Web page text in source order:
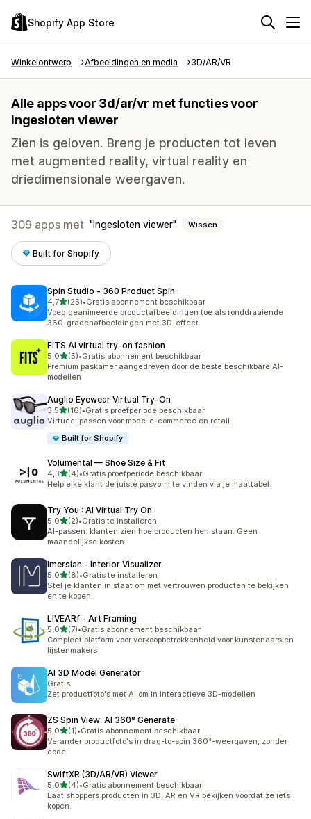
Shopify App Store
Winkelontwerp Afbeeldingen en media 3D/AR/VR
Alle apps voor 3d/ar/vr met functies voor
ingesloten viewer
Zien is geloven. Breng je producten tot leven
met augmented reality, virtual reality en
driedimensionale weergaven.
309 apps met Ingesloten viewer Wissen
Built for Shopify
Spin Studio ‑ 360 Product Spin
4,7van 5 sterren
(25)
25 recensies in totaal
•Gratis abonnement beschikbaar
Voeg geanimeerde productafbeeldingen toe als ronddraaiende
360-gradenafbeeldingen met 3D-effect
FITS AI virtual try‑on fashion
5,0van 5 sterren
(5)
5 recensies in totaal
•Gratis abonnement beschikbaar
Premium paskamer aangedreven door de beste beschikbare AI-
modellen
Auglio Eyewear Virtual Try‑On
3,5van 5 sterren
(16)
16 recensies in totaal
•Gratis proefperiode beschikbaar
Virtueel passen voor mode-e-commerce en retail
Built for Shopify
Volumental — Shoe Size & Fit
4,3van 5 sterren
(4)
4 recensies in totaal
•Gratis proefperiode beschikbaar
Help elke klant de juiste pasvorm te vinden via je maattabel.
Try You : AI Virtual Try On
5,0van 5 sterren
(2)
2 recensies in totaal
•Gratis te installeren
AI-passen: klanten zien hoe producten hen staan. Geen
maandelijkse kosten
Imersian ‑ Interior Visualizer
5,0van 5 sterren
(8)
8 recensies in totaal
•Gratis te installeren
Stel je klanten in staat om met vertrouwen producten te bekijken
en te kopen.
LIVEARf ‑ Art Framing
5,0van 5 sterren
(7)
7 recensies in totaal
•Gratis abonnement beschikbaar
Compleet platform voor verkoopbetrokkenheid voor kunstenaars en
lijstenmakers
AI 3D Model Generator
Gratis
Zet productfoto's met AI om in interactieve 3D-modellen
ZS Spin View: AI 360° Generate
5,0van 5 sterren
(1)
1 recensies in totaal
•Gratis abonnement beschikbaar
Verander productfoto's in drag-to-spin 360°-weergaven, zonder
code
SwiftXR (3D/AR/VR) Viewer
5,0van 5 sterren
(4)
4 recensies in totaal
•Gratis abonnement beschikbaar
Laat shoppers producten in 3D, AR en VR bekijken voordat ze iets
kopen.